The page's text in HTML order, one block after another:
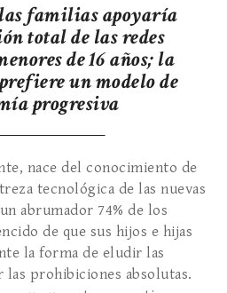
las familias apoyaría
total de las redes
de 16 años; la
un modelo de
progresiva
nace del conocimiento de
tecnológica de las nuevas
abrumador 74% de los
de que sus hijos e hijas
la forma de eludir las
prohibiciones absolutas.